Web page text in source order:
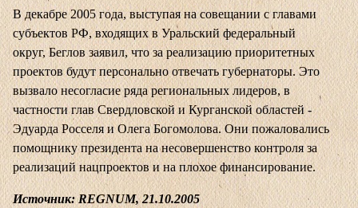
В декабре 2005 года, выступая на совещании с главами
субъектов РФ, входящих в Уральский федеральный
округ, Беглов заявил, что за реализацию приоритетных
проектов будут персонально отвечать губернаторы. Это
вызвало несогласие ряда региональных лидеров, в
частности глав Свердловской и Курганской областей -
Эдуарда Росселя и Олега Богомолова. Они пожаловались
помощнику президента на несовершенство контроля за
реализаций нацпроектов и на плохое финансирование.
Источник: REGNUM, 21.10.2005